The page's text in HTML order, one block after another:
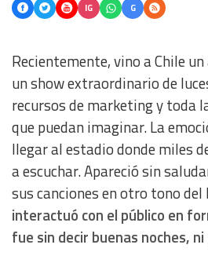
IG G
Recientemente, vino a Chile
un show extraordinario de
recursos de marketing y toda
que puedan imaginar. La
llegar al estadio donde miles
a escuchar. Apareció sin
sus canciones en otro tono
interactuó con el público en
fue sin decir buenas noches,